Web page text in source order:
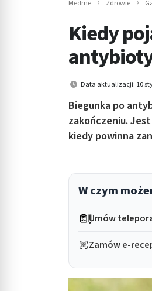
Medme Zdrowie
Kiedy
Data aktualizacji: 10
Biegunka po
zakończeniu.
kiedy powinna
W czym
Umów
Zamów e-